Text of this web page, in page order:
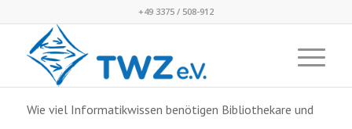
+49 3375 / 508-912
Wie viel Informatikwissen benötigen Bibliothekare und